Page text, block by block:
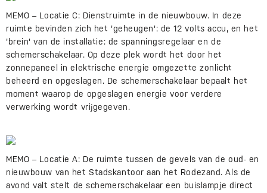
MEMO – Locatie C: Dienstruimte in de nieuwbouw. In deze
ruimte bevinden zich het 'geheugen': de 12 volts accu, en het
'brein' van de installatie: de spanningsregelaar en de
schemerschakelaar. Op deze plek wordt het door het
zonnepaneel in elektrische energie omgezette zonlicht
beheerd en opgeslagen. De schemerschakelaar bepaalt het
moment waarop de opgeslagen energie voor verdere
verwerking wordt vrijgegeven.
MEMO – Locatie A: De ruimte tussen de gevels van de oud- en
nieuwbouw van het Stadskantoor aan het Rodezand. Als de
avond valt stelt de schemerschakelaar een buislampje direct